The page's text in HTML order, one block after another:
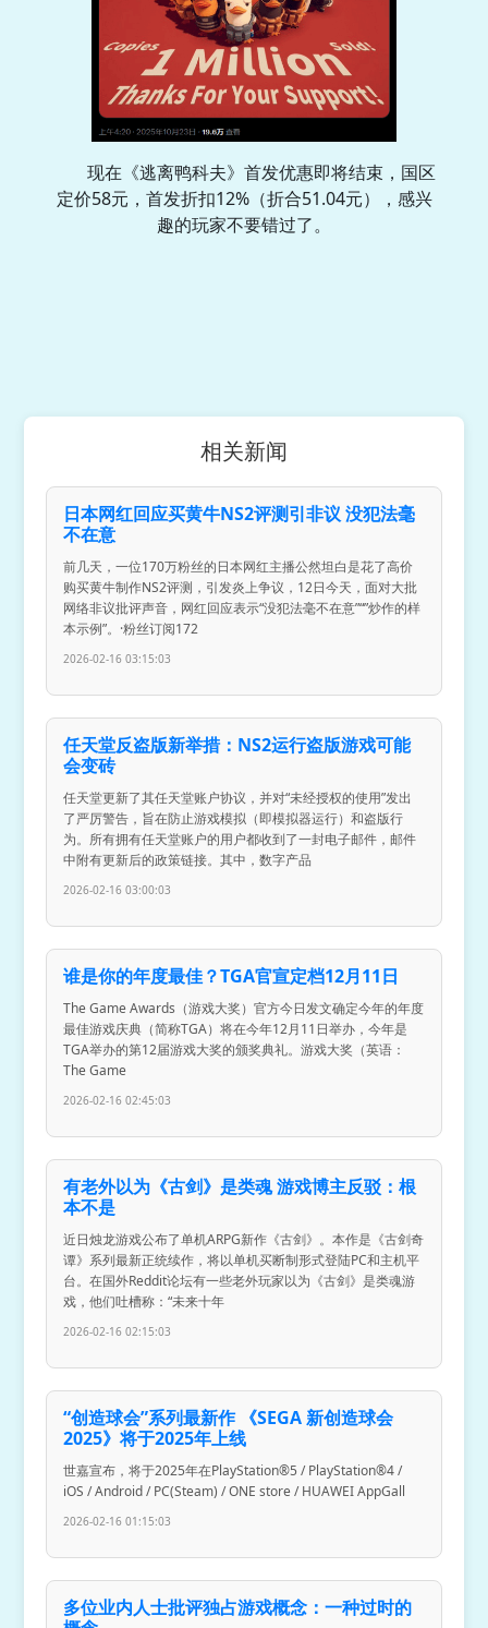
现在《逃离鸭科夫》首发优惠即将结束，国区
定价58元，首发折扣12%（折合51.04元），感兴
趣的玩家不要错过了。
相关新闻
日本网红回应买黄牛NS2评测引非议 没犯法毫
不在意
前几天，一位170万粉丝的日本网红主播公然坦白是花了高价
购买黄牛制作NS2评测，引发炎上争议，12日今天，面对大批
网络非议批评声音，网红回应表示“没犯法毫不在意”“”炒作的样
本示例”。·粉丝订阅172
2026-02-16 03:15:03
任天堂反盗版新举措：NS2运行盗版游戏可能
会变砖
任天堂更新了其任天堂账户协议，并对“未经授权的使用”发出
了严厉警告，旨在防止游戏模拟（即模拟器运行）和盗版行
为。所有拥有任天堂账户的用户都收到了一封电子邮件，邮件
中附有更新后的政策链接。其中，数字产品
2026-02-16 03:00:03
谁是你的年度最佳？TGA官宣定档12月11日
The Game Awards（游戏大奖）官方今日发文确定今年的年度
最佳游戏庆典（简称TGA）将在今年12月11日举办，今年是
TGA举办的第12届游戏大奖的颁奖典礼。游戏大奖（英语：
The Game
2026-02-16 02:45:03
有老外以为《古剑》是类魂 游戏博主反驳：根
本不是
近日烛龙游戏公布了单机ARPG新作《古剑》。本作是《古剑奇
谭》系列最新正统续作，将以单机买断制形式登陆PC和主机平
台。在国外Reddit论坛有一些老外玩家以为《古剑》是类魂游
戏，他们吐槽称：“未来十年
2026-02-16 02:15:03
“创造球会”系列最新作 《SEGA 新创造球会
2025》将于2025年上线
世嘉宣布，将于2025年在PlayStation®5 / PlayStation®4 /
iOS / Android / PC(Steam) / ONE store / HUAWEI AppGall
2026-02-16 01:15:03
多位业内人士批评独占游戏概念：一种过时的